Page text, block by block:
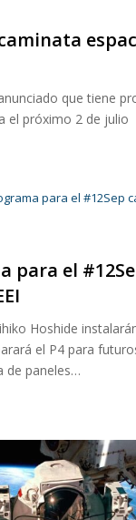
que tiene
el próximo 2 de julio
para el
Hoshide
el P4 para
de paneles…